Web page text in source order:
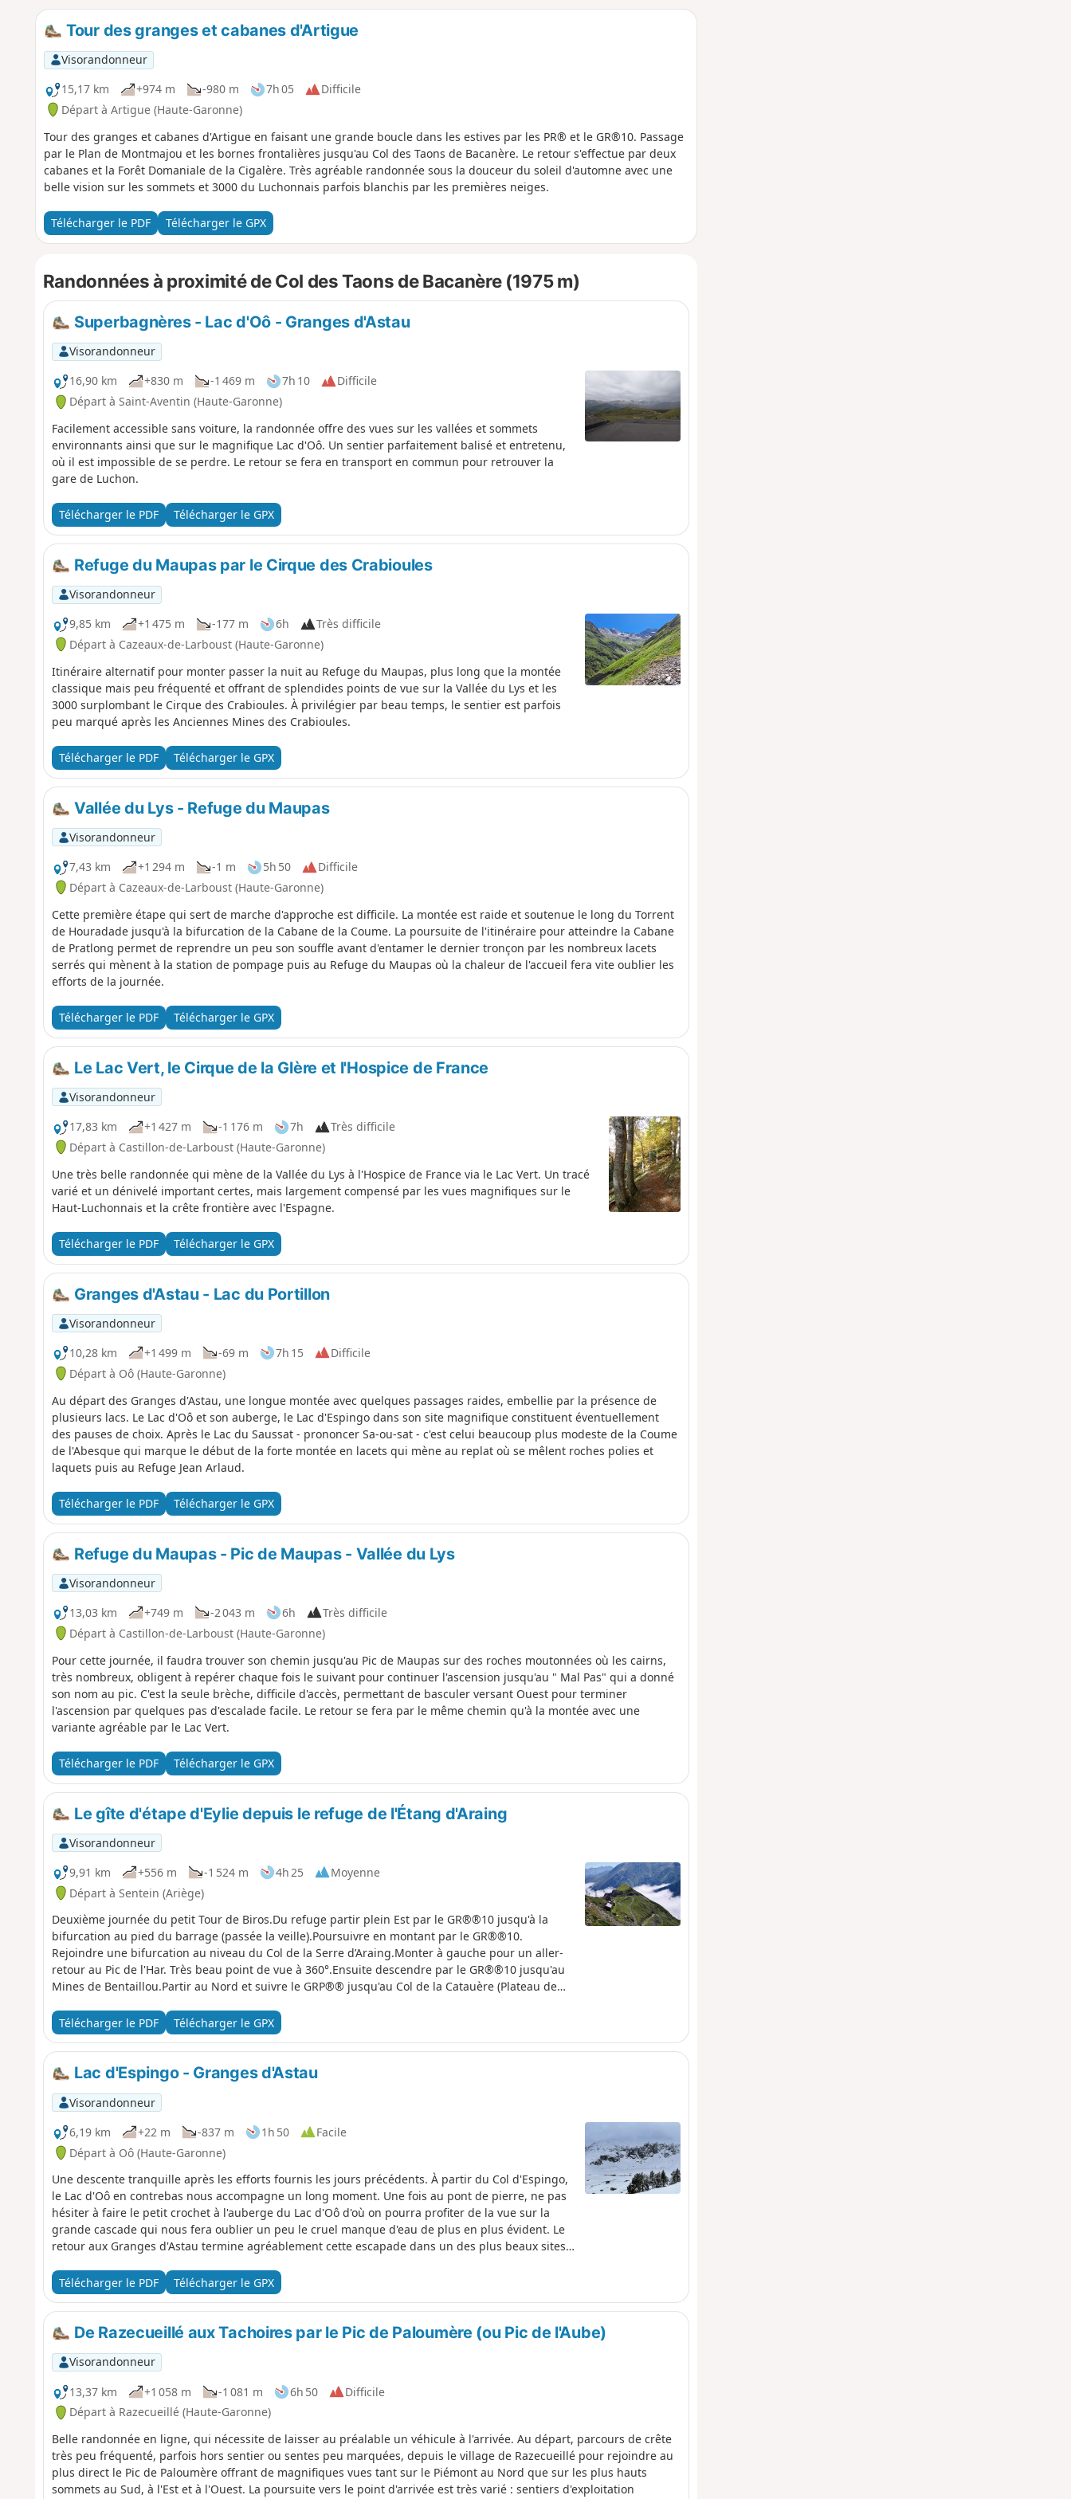
Tour des granges et cabanes d'Artigue
Visorandonneur
15,17 km
+974 m -980 m 7h 05
Difficile
Départ à Artigue (Haute-Garonne)
Tour des granges et cabanes d'Artigue en faisant une grande boucle dans les estives par les PR® et le GR®10. Passage
par le Plan de Montmajou et les bornes frontalières jusqu'au Col des Taons de Bacanère. Le retour s'effectue par deux
cabanes et la Forêt Domaniale de la Cigalère. Très agréable randonnée sous la douceur du soleil d'automne avec une
belle vision sur les sommets et 3000 du Luchonnais parfois blanchis par les premières neiges.
Télécharger le PDF Télécharger le GPX
Randonnées à proximité de Col des Taons de Bacanère (1975 m)
Superbagnères - Lac d'Oô - Granges d'Astau
Visorandonneur
16,90 km
+830 m -1 469 m 7h 10
Difficile
Départ à Saint-Aventin (Haute-Garonne)
Facilement accessible sans voiture, la randonnée offre des vues sur les vallées et sommets
environnants ainsi que sur le magnifique Lac d'Oô. Un sentier parfaitement balisé et entretenu,
où il est impossible de se perdre. Le retour se fera en transport en commun pour retrouver la
gare de Luchon.
Télécharger le PDF Télécharger le GPX
Refuge du Maupas par le Cirque des Crabioules
Visorandonneur
9,85 km
+1 475 m -177 m 6h
Très difficile
Départ à Cazeaux-de-Larboust (Haute-Garonne)
Itinéraire alternatif pour monter passer la nuit au Refuge du Maupas, plus long que la montée
classique mais peu fréquenté et offrant de splendides points de vue sur la Vallée du Lys et les
3000 surplombant le Cirque des Crabioules. À privilégier par beau temps, le sentier est parfois
peu marqué après les Anciennes Mines des Crabioules.
Télécharger le PDF Télécharger le GPX
Vallée du Lys - Refuge du Maupas
Visorandonneur
7,43 km
+1 294 m -1 m 5h 50
Difficile
Départ à Cazeaux-de-Larboust (Haute-Garonne)
Cette première étape qui sert de marche d'approche est difficile. La montée est raide et soutenue le long du Torrent
de Houradade jusqu'à la bifurcation de la Cabane de la Coume. La poursuite de l'itinéraire pour atteindre la Cabane
de Pratlong permet de reprendre un peu son souffle avant d'entamer le dernier tronçon par les nombreux lacets
serrés qui mènent à la station de pompage puis au Refuge du Maupas où la chaleur de l'accueil fera vite oublier les
efforts de la journée.
Télécharger le PDF Télécharger le GPX
Le Lac Vert, le Cirque de la Glère et l'Hospice de France
Visorandonneur
17,83 km
+1 427 m -1 176 m 7h
Très difficile
Départ à Castillon-de-Larboust (Haute-Garonne)
Une très belle randonnée qui mène de la Vallée du Lys à l'Hospice de France via le Lac Vert. Un tracé
varié et un dénivelé important certes, mais largement compensé par les vues magnifiques sur le
Haut-Luchonnais et la crête frontière avec l'Espagne.
Télécharger le PDF Télécharger le GPX
Granges d'Astau - Lac du Portillon
Visorandonneur
10,28 km
+1 499 m -69 m 7h 15
Difficile
Départ à Oô (Haute-Garonne)
Au départ des Granges d'Astau, une longue montée avec quelques passages raides, embellie par la présence de
plusieurs lacs. Le Lac d'Oô et son auberge, le Lac d'Espingo dans son site magnifique constituent éventuellement
des pauses de choix. Après le Lac du Saussat - prononcer Sa-ou-sat - c'est celui beaucoup plus modeste de la Coume
de l'Abesque qui marque le début de la forte montée en lacets qui mène au replat où se mêlent roches polies et
laquets puis au Refuge Jean Arlaud.
Télécharger le PDF Télécharger le GPX
Refuge du Maupas - Pic de Maupas - Vallée du Lys
Visorandonneur
13,03 km
+749 m -2 043 m 6h
Très difficile
Départ à Castillon-de-Larboust (Haute-Garonne)
Pour cette journée, il faudra trouver son chemin jusqu'au Pic de Maupas sur des roches moutonnées où les cairns,
très nombreux, obligent à repérer chaque fois le suivant pour continuer l'ascension jusqu'au " Mal Pas" qui a donné
son nom au pic. C'est la seule brèche, difficile d'accès, permettant de basculer versant Ouest pour terminer
l'ascension par quelques pas d'escalade facile. Le retour se fera par le même chemin qu'à la montée avec une
variante agréable par le Lac Vert.
Télécharger le PDF Télécharger le GPX
Le gîte d'étape d'Eylie depuis le refuge de l'Étang d'Araing
Visorandonneur
9,91 km
+556 m -1 524 m 4h 25
Moyenne
Départ à Sentein (Ariège)
Deuxième journée du petit Tour de Biros.Du refuge partir plein Est par le GR®®10 jusqu'à la
bifurcation au pied du barrage (passée la veille).Poursuivre en montant par le GR®®10.
Rejoindre une bifurcation au niveau du Col de la Serre d’Araing.Monter à gauche pour un aller-
retour au Pic de l'Har. Très beau point de vue à 360°.Ensuite descendre par le GR®®10 jusqu'au
Mines de Bentaillou.Partir au Nord et suivre le GRP®® jusqu'au Col de la Catauère (Plateau de
enneigement de fin mai à la fermeture des refuges ou au début des chutes de neige.
Télécharger le PDF Télécharger le GPX
Lac d'Espingo - Granges d'Astau
Visorandonneur
6,19 km
+22 m -837 m 1h 50
Facile
Départ à Oô (Haute-Garonne)
Une descente tranquille après les efforts fournis les jours précédents. À partir du Col d'Espingo,
le Lac d'Oô en contrebas nous accompagne un long moment. Une fois au pont de pierre, ne pas
hésiter à faire le petit crochet à l'auberge du Lac d'Oô d'où on pourra profiter de la vue sur la
grande cascade qui nous fera oublier un peu le cruel manque d'eau de plus en plus évident. Le
retour aux Granges d'Astau termine agréablement cette escapade dans un des plus beaux sites
Télécharger le PDF
Télécharger le GPX
De Razecueillé aux Tachoires par le Pic de Paloumère (ou Pic de l'Aube)
Visorandonneur
13,37 km
+1 058 m -1 081 m 6h 50
Difficile
Départ à Razecueillé (Haute-Garonne)
Belle randonnée en ligne, qui nécessite de laisser au préalable un véhicule à l'arrivée. Au départ, parcours de crête
très peu fréquenté, parfois hors sentier ou sentes peu marquées, depuis le village de Razecueillé pour rejoindre au
plus direct le Pic de Paloumère offrant de magnifiques vues tant sur le Piémont au Nord que sur les plus hauts
sommets au Sud, à l'Est et à l'Ouest. La poursuite vers le point d'arrivée est très varié : sentiers d'exploitation